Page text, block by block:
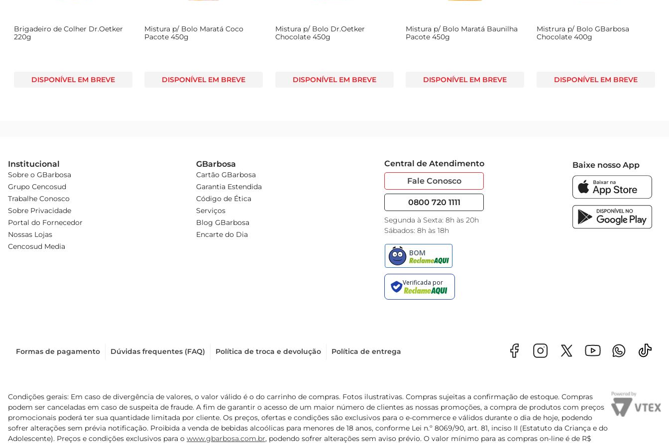
Brigadeiro de Colher Dr.Oetker
220g
DISPONÍVEL EM BREVE
Mistura p/ Bolo Maratá Coco
Pacote 450g
DISPONÍVEL EM BREVE
Mistura p/ Bolo Dr.Oetker
Chocolate 450g
DISPONÍVEL EM BREVE
Mistura p/ Bolo Maratá Baunilha
Pacote 450g
DISPONÍVEL EM BREVE
Mistrura p/ Bolo GBarbosa
Chocolate 400g
DISPONÍVEL EM BREVE
Institucional
Sobre o GBarbosa
Grupo Cencosud
Trabalhe Conosco
Sobre Privacidade
Portal do Fornecedor
Nossas Lojas
Cencosud Media
GBarbosa
Cartão GBarbosa
Garantia Estendida
Código de Ética
Serviços
Blog GBarbosa
Encarte do Dia
Central de Atendimento
Fale Conosco
0800 720 1111
Segunda à Sexta: 8h às 20h
Sábados: 8h às 18h
Baixe nosso App
Formas de pagamento Dúvidas frequentes (FAQ) Política de troca e devolução Política de entrega
Condições gerais: Em caso de divergência de valores, o valor válido é o do carrinho de compras. Fotos ilustrativas. Compras sujeitas a confirmação de estoque. Compras
podem ser canceladas em caso de suspeita de fraude. A fim de garantir o acesso de um maior número de clientes as nossas promoções, a compra de produtos com preços
promocionais poderá ter sua quantidade limitada por cliente. Os preços, ofertas e condições são exclusivos para o e-commerce e válidos durante o dia de hoje, podendo
sofrer alterações sem prévia notificação. Proibida a venda de bebidas alcoólicas para menores de 18 anos, conforme Lei n.º 8069/90, art. 81, inciso II (Estatuto da Criança e do
Adolescente). Preços e condições exclusivos para o www.gbarbosa.com.br, podendo sofrer alterações sem aviso prévio. O valor mínimo para as compras on-line é de R$